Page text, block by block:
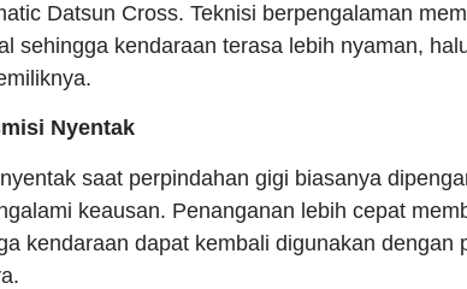
Datsun Cross. Teknisi berpengalaman
sehingga kendaraan terasa lebih nyaman,
Nyentak
saat perpindahan gigi biasanya
keausan. Penanganan lebih cepat
kendaraan dapat kembali digunakan dengan